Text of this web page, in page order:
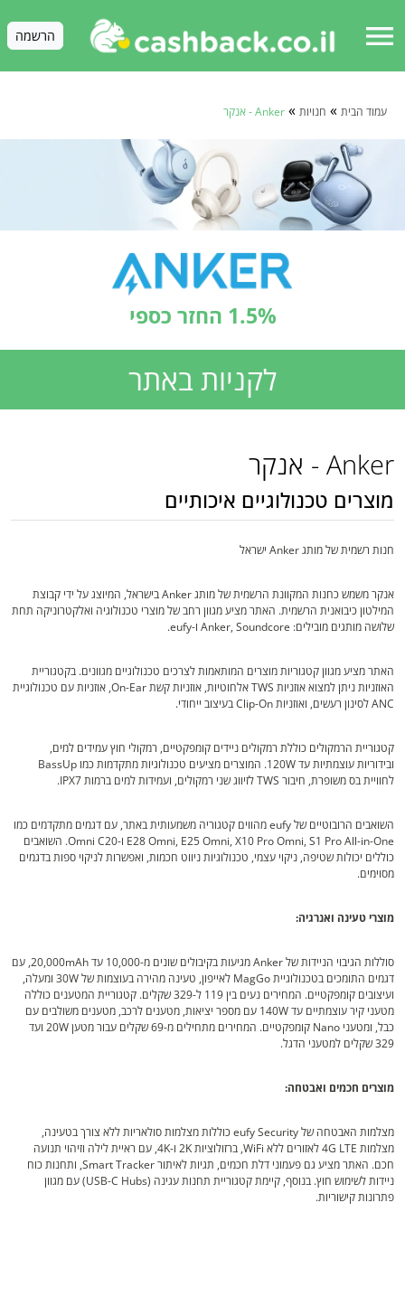
menu הרשמה
עמוד הבית » חנויות » Anker - אנקר
1.5% החזר כספי
לקניות באתר
Anker - אנקר
מוצרים טכנולוגיים איכותיים
חנות רשמית של מותג Anker ישראל
אנקר משמש כחנות המקוונת הרשמית של מותג Anker בישראל, המיוצג על ידי קבוצת
המילטון כיבואנית הרשמית. האתר מציע מגוון רחב של מוצרי טכנולוגיה ואלקטרוניקה תחת
שלושה מותגים מובילים: Anker, Soundcore ו-eufy.
האתר מציע מגוון קטגוריות מוצרים המותאמות לצרכים טכנולוגיים מגוונים. בקטגוריית
האוזניות ניתן למצוא אוזניות TWS אלחוטיות, אוזניות קשת On-Ear, אוזניות עם טכנולוגיית
ANC לסינון רעשים, ואוזניות Clip-On בעיצוב ייחודי.
קטגוריית הרמקולים כוללת רמקולים ניידים קומפקטיים, רמקולי חוץ עמידים למים,
ובידוריות עוצמתיות עד 120W. המוצרים מציעים טכנולוגיות מתקדמות כמו BassUp
לחוויית בס משופרת, חיבור TWS לזיווג שני רמקולים, ועמידות למים ברמות IPX7.
השואבים הרובוטיים של eufy מהווים קטגוריה משמעותית באתר, עם דגמים מתקדמים כמו
E28 Omni, E25 Omni, X10 Pro Omni, S1 Pro All-in-One ו-Omni C20. השואבים
כוללים יכולות שטיפה, ניקוי עצמי, טכנולוגיות ניווט חכמות, ואפשרות לניקוי ספות בדגמים
מסוימים.
מוצרי טעינה ואנרגיה:
סוללות הגיבוי הניידות של Anker מגיעות בקיבולים שונים מ-10,000 עד 20,000mAh, עם
דגמים התומכים בטכנולוגיית MagGo לאייפון, טעינה מהירה בעוצמות של 30W ומעלה,
ועיצובים קומפקטיים. המחירים נעים בין 119 ל-329 שקלים. קטגוריית המטענים כוללה
מטעני קיר עוצמתיים עד 140W עם מספר יציאות, מטענים לרכב, מטענים משולבים עם
כבל, ומטעני Nano קומפקטיים. המחירים מתחילים מ-69 שקלים עבור מטען 20W ועד
329 שקלים למטעני הדגל.
מוצרים חכמים ואבטחה:
מצלמות האבטחה של eufy Security כוללות מצלמות סולאריות ללא צורך בטעינה,
מצלמות 4G LTE לאזורים ללא WiFi, ברזולוציות 2K ו-4K, עם ראיית לילה וזיהוי תנועה
חכם. האתר מציע גם פעמוני דלת חכמים, תגיות לאיתור Smart Tracker, ותחנות כוח
ניידות לשימוש חוץ. בנוסף, קיימת קטגוריית תחנות עגינה (USB-C Hubs) עם מגוון
פתרונות קישוריות.